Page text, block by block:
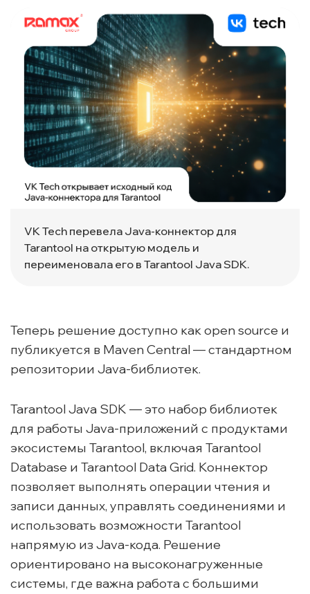
VK Tech перевела Java-коннектор для
Tarantool на открытую модель и
переименовала его в Tarantool Java SDK.
Теперь решение доступно как open source и
публикуется в Maven Central — стандартном
репозитории Java-библиотек.
Tarantool Java SDK — это набор библиотек
для работы Java-приложений с продуктами
экосистемы Tarantool, включая Tarantool
Database и Tarantool Data Grid. Коннектор
позволяет выполнять операции чтения и
записи данных, управлять соединениями и
использовать возможности Tarantool
напрямую из Java-кода. Решение
ориентировано на высоконагруженные
системы, где важна работа с большими